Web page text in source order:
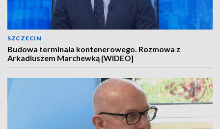
SZCZECIN
Budowa terminala kontenerowego. Rozmowa z
Arkadiuszem Marchewką [WIDEO]